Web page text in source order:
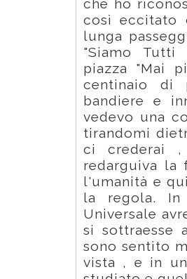
che ho
così eccitato
lunga
"Siamo Tutti
piazza "Mai
centinaio di
bandiere e
vedevo una
tirandomi
ci crederai ,
redarguiva la
l'umanità e
la regola. In
Universale
si sottraesse
sono sentito
vista , e in